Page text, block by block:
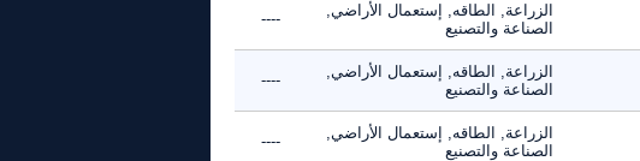
الزراعة, الطاقه, إستعمال الأراضي,
الصناعة والتصنيع
----
الزراعة, الطاقه, إستعمال الأراضي,
الصناعة والتصنيع
----
الزراعة, الطاقه, إستعمال الأراضي,
الصناعة والتصنيع
----